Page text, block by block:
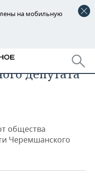
на мобильную
— зэк:
депутата
общества
Черемшанского